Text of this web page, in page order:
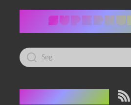
Led
efter:
snacks